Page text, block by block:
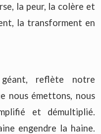
la peur, la colère et
la transforment en
reflète notre
nous émettons, nous
et démultiplié.
engendre la haine.